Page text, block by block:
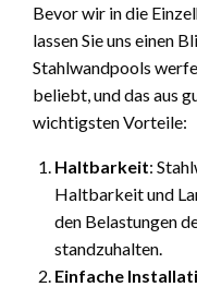
Bevor wir in die
lassen Sie uns einen
Stahlwandpools
beliebt, und das aus
wichtigsten Vorteile:
Haltbarkeit:
Haltbarkeit und
den Belastungen
standzuhalten.
Einfache